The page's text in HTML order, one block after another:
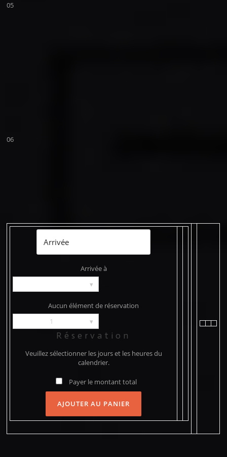
05
06
Arrivée à
▾
Aucun élément de réservation
1
▾
Réservation
Veuillez sélectionner les jours et les heures du
calendrier.
Payer le montant total